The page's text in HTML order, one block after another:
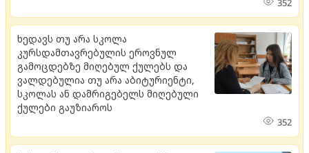
352
ხედავს თუ არა სკოლა
კურსდამთავრებულის ეროვნულ
გამოცდებზე მიღებულ ქულებს და
ვალდებულია თუ არა აბიტურიენტი,
სკოლას ან დამრიგებელს მიღებული
ქულები გაუზიაროს
352